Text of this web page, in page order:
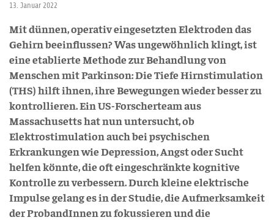
13. Januar 2022
Mit dünnen, operativ eingesetzten Elektroden das
Gehirn beeinflussen? Was ungewöhnlich klingt, ist
eine etablierte Methode zur Behandlung von
Menschen mit Parkinson: Die Tiefe Hirnstimulation
(THS) hilft ihnen, ihre Bewegungen wieder besser zu
kontrollieren. Ein US-Forscherteam aus
Massachusetts hat nun untersucht, ob
Elektrostimulation auch bei psychischen
Erkrankungen wie Depression, Angst oder Sucht
helfen könnte, die oft eingeschränkte kognitive
Kontrolle zu verbessern. Durch kleine elektrische
Impulse gelang es in der Studie, die Aufmerksamkeit
der ProbandInnen zu fokussieren und die